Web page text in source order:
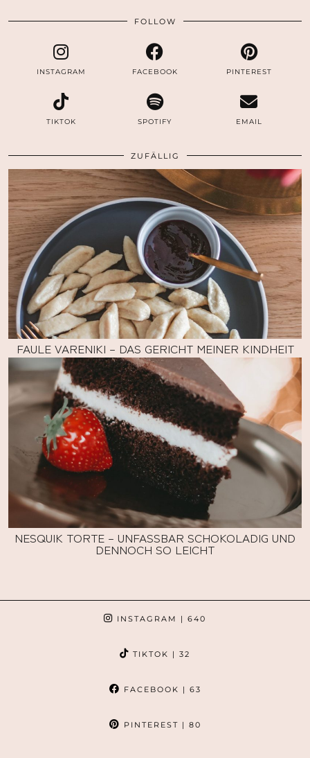
FOLLOW
INSTAGRAM FACEBOOK PINTEREST
TIKTOK SPOTIFY EMAIL
ZUFÄLLIG
FAULE VARENIKI – DAS GERICHT MEINER KINDHEIT
NESQUIK TORTE – UNFASSBAR SCHOKOLADIG UND
DENNOCH SO LEICHT
INSTAGRAM | 640
TIKTOK | 32
FACEBOOK | 63
PINTEREST | 80